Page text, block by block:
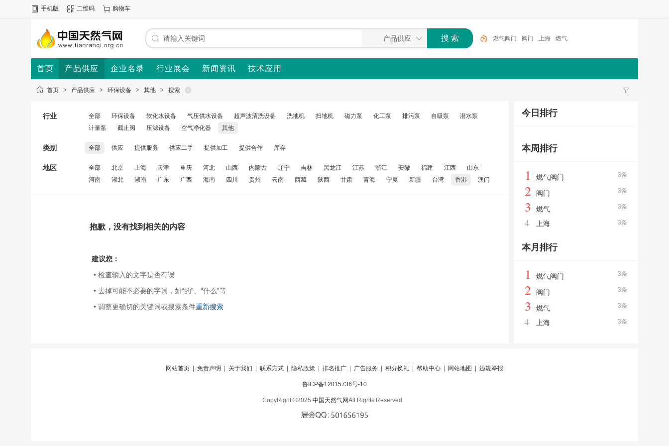
手机版 二维码 购物车
燃气阀门 阀门 上海 燃气
首页 产品供应 企业名录 行业展会 新闻资讯 技术应用
首页 > 产品供应 > 环保设备 > 其他 > 搜索
行业 全部 环保设备 软化水设备 气压供水设备 超声波清洗设备 洗地机 扫地机 磁力泵 化工泵 排污泵 自吸泵
潜水泵
计量泵
截止阀 压滤设备 空气净化器 其他
类别 全部 供应 提供服务 供应二手 提供加工 提供合作 库存
地区 全部 北京 上海 天津 重庆 河北 山西 内蒙古 辽宁 吉林 黑龙江 江苏 浙江 安徽 福建 江西
山东
河南
湖北 湖南 广东 广西 海南 四川 贵州 云南 西藏 陕西 甘肃 青海 宁夏 新疆 台湾 香港 澳门
抱歉，没有找到相关的内容
建议您：
• 检查输入的文字是否有误
• 去掉可能不必要的字词，如“的”、“什么”等
• 调整更确切的关键词或搜索条件重新搜索
今日排行
本周排行
3条
1 燃气阀门
3条
2 阀门
3条
3 燃气
3条
4 上海
本月排行
3条
1 燃气阀门
3条
2 阀门
3条
3 燃气
3条
4 上海
网站首页 免责声明 关于我们 联系方式 隐私政策 排名推广 广告服务 积分换礼 帮助中心 网站地图 违规举报
鲁ICP备12015736号-10
CopyRight ©2025 中国天然气网All Rights Reserved